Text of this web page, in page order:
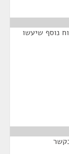
נוסף שיעשו